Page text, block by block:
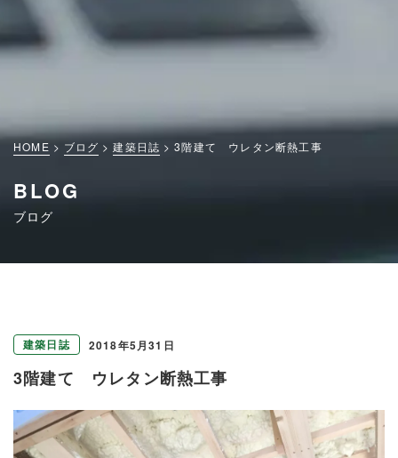
HOME ブログ 建築日誌 3階建て ウレタン断熱工事
BLOG
ブログ
建築日誌 2018年5月31日
3階建て ウレタン断熱工事